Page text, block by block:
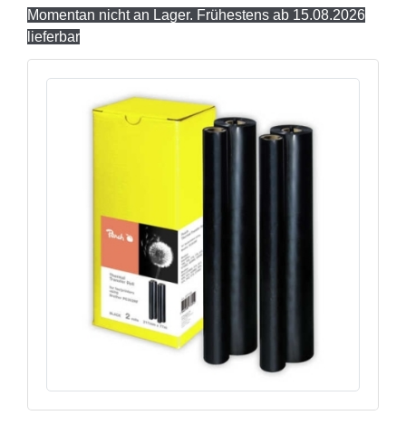
Momentan nicht an Lager. Frühestens ab 15.08.2026
lieferbar